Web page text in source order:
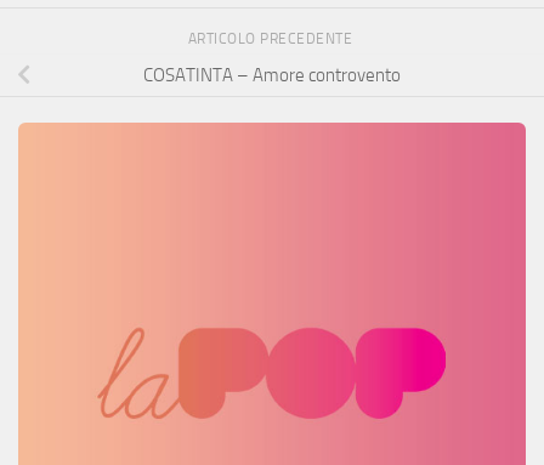
ARTICOLO PRECEDENTE
COSATINTA – Amore controvento